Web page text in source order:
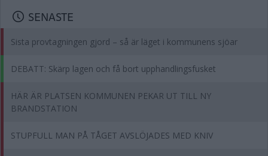
SENASTE
Sista provtagningen gjord – så är läget i kommunens sjöar
DEBATT: Skärp lagen och få bort upphandlingsfusket
HÄR ÄR PLATSEN KOMMUNEN PEKAR UT TILL NY
BRANDSTATION
STUPFULL MAN PÅ TÅGET AVSLÖJADES MED KNIV